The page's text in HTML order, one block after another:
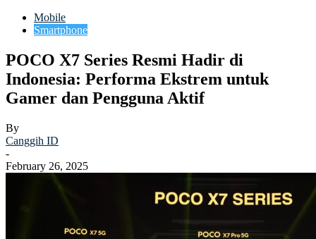
Mobile
Smartphone
POCO X7 Series Resmi Hadir di
Indonesia: Performa Ekstrem untuk
Gamer dan Pengguna Aktif
By
Canggih ID
-
February 26, 2025